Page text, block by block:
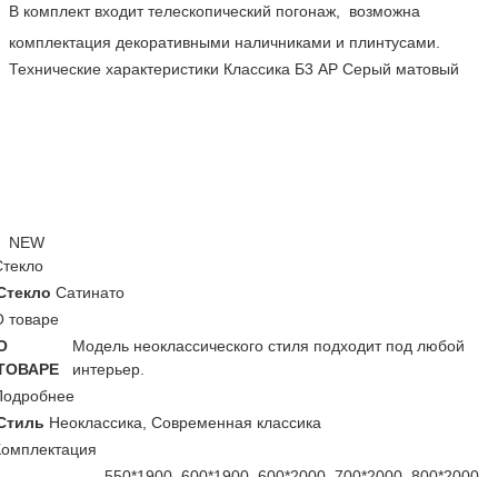
В комплект входит телескопический погонаж, возможна
комплектация декоративными наличниками и плинтусами.
Технические характеристики Классика Б3 АР Серый матовый
NEW
Сатинато
товаре
Модель неоклассического стиля подходит под любой
интерьер.
Неоклассика, Современная классика